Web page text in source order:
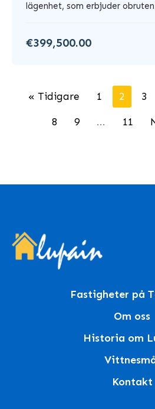
lägenhet, som erbjuder
€399,500.00
« Tidigare 1 2 3
8
9 ... 11
Fastigheter på
Om oss
Historia om
Kontakt